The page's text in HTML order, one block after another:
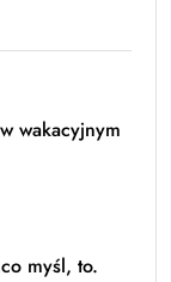
wakacyjnym
myśl, to.